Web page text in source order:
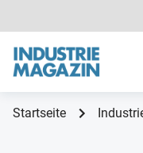
Startseite